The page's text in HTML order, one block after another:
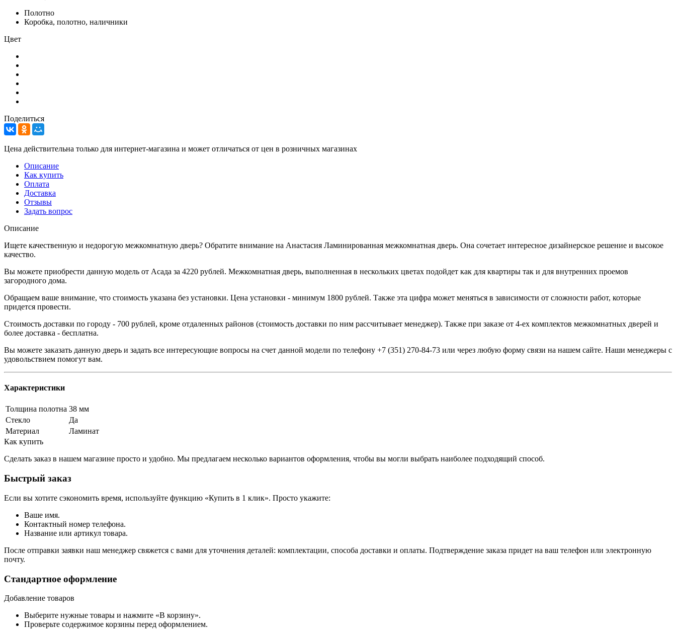
Полотно
Коробка, полотно, наличники
Цвет
Поделиться
Цена действительна только для интернет-магазина и может отличаться от цен в розничных магазинах
Описание
Как купить
Оплата
Доставка
Отзывы
Задать вопрос
Описание
Ищете качественную и недорогую межкомнатную дверь? Обратите внимание на Анастасия Ламинированная межкомнатная дверь. Она сочетает интересное дизайнерское решение и высокое
качество.
Вы можете приобрести данную модель от Асада за 4220 рублей. Межкомнатная дверь, выполненная в нескольких цветах подойдет как для квартиры так и для внутренних проемов
загородного дома.
Обращаем ваше внимание, что стоимость указана без установки. Цена установки - минимум 1800 рублей. Также эта цифра может меняться в зависимости от сложности работ, которые
придется провести.
Стоимость доставки по городу - 700 рублей, кроме отдаленных районов (стоимость доставки по ним рассчитывает менеджер). Также при заказе от 4-ех комплектов межкомнатных дверей и
более доставка - бесплатна.
Вы можете заказать данную дверь и задать все интересующие вопросы на счет данной модели по телефону +7 (351) 270-84-73 или через любую форму связи на нашем сайте. Наши менеджеры с
удовольствием помогут вам.
Характеристики
Толщина полотна 38 мм
Стекло
Да
Материал
Ламинат
Как купить
Сделать заказ в нашем магазине просто и удобно. Мы предлагаем несколько вариантов оформления, чтобы вы могли выбрать наиболее подходящий способ.
Быстрый заказ
Если вы хотите сэкономить время, используйте функцию «Купить в 1 клик». Просто укажите:
Ваше имя.
Контактный номер телефона.
Название или артикул товара.
После отправки заявки наш менеджер свяжется с вами для уточнения деталей: комплектации, способа доставки и оплаты. Подтверждение заказа придет на ваш телефон или электронную
почту.
Стандартное оформление
Добавление товаров
Выберите нужные товары и нажмите «В корзину».
Проверьте содержимое корзины перед оформлением.